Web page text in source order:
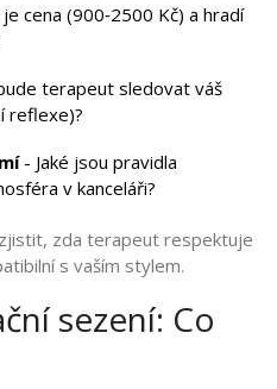
cena (900‑2500 Kč) a hradí
terapeut sledovat váš
reflexe)?
- Jaké jsou pravidla
v kanceláři?
zda terapeut respektuje
s vaším stylem.
sezení: Co